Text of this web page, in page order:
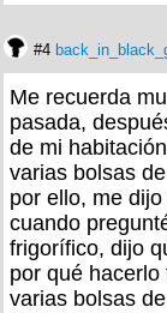
#4
Me recuerda
pasada,
de mi
varias bolsas
por ello, me
cuando
frigorífico, dijo
por qué
varias bolsas